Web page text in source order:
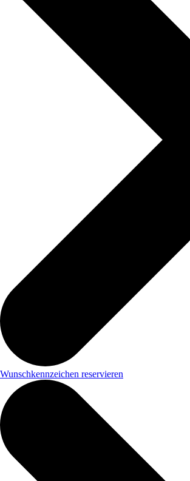
Wunschkennzeichen reservieren